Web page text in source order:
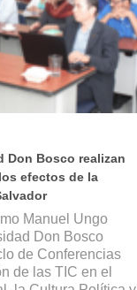
Don Bosco realizan
efectos de la
Manuel Ungo
Don Bosco
de Conferencias
de las TIC en el